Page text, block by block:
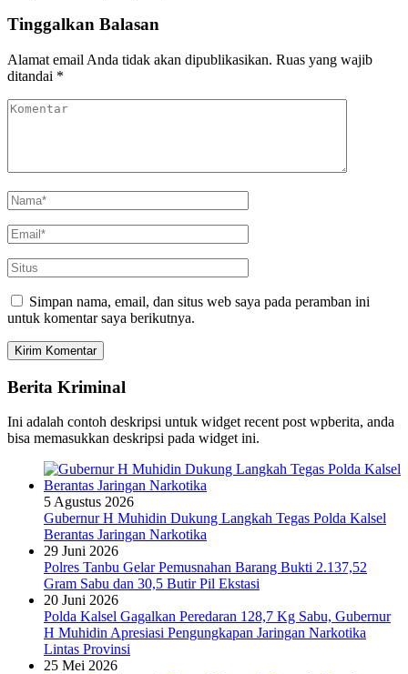
Tinggalkan Balasan
Alamat email Anda tidak akan dipublikasikan. Ruas yang wajib
ditandai *
Simpan nama, email, dan situs web saya pada peramban ini
untuk komentar saya berikutnya.
Berita Kriminal
Ini adalah contoh deskripsi untuk widget recent post wpberita, anda
bisa memasukkan deskripsi pada widget ini.
5 Agustus 2026
Gubernur H Muhidin Dukung Langkah Tegas Polda Kalsel
Berantas Jaringan Narkotika
29 Juni 2026
Polres Tanbu Gelar Pemusnahan Barang Bukti 2.137,52
Gram Sabu dan 30,5 Butir Pil Ekstasi
20 Juni 2026
Polda Kalsel Gagalkan Peredaran 128,7 Kg Sabu, Gubernur
H Muhidin Apresiasi Pengungkapan Jaringan Narkotika
Lintas Provinsi
25 Mei 2026